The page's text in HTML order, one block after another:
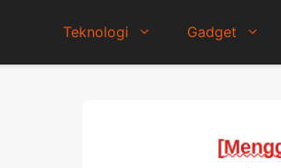
Teknologi Gadget